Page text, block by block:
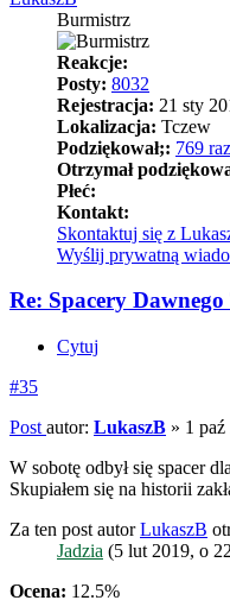
Burmistrz
Reakcje:
Posty: 8032
Rejestracja: 21 sty
Lokalizacja: Tczew
Podziękował;: 769
Otrzymał
Płeć:
Kontakt:
Skontaktuj się z
Wyślij prywatną
Re: Spacery Dawnego
Cytuj
#35
Post autor: LukaszB » 1
W sobotę odbył się spacer
Skupiałem się na historii
Za ten post autorLukaszB
Jadzia (5 lut 2019, o
Ocena: 12.5%